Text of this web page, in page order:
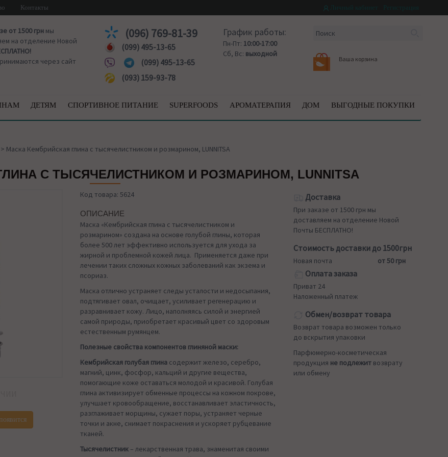
Контакты
от 1500 грнмы
на отделение Новой
через сайт
(096) 769-81-39
(099) 495-13-65
(099) 495-13-65
(093) 159-93-78
График работы:
Пн-Пт: 10:00-17:00
Сб, Вс: выходной
Ваша корзина
ДЕТЯМ СПОРТИВНОЕ ПИТАНИЕ SUPERFOODS АРОМАТЕРАПИЯ ДОМ ВЫГОДНЫЕ ПОКУПКИ
> Маска Кембрийская глина с тысячелистником и розмарином, LUNNITSA
С ТЫСЯЧЕЛИСТНИКОМ И РОЗМАРИНОМ, LUNNITSA
Код товара: 5624
ОПИСАНИЕ
Маска «Кембрийская глина с тысячелистником и
розмарином» создана на основе голубой глины, которая
более 500 лет эффективно используется для ухода за
жирной и проблемной кожей лица. Применяется даже при
лечении таких сложных кожных заболеваний как экзема и
псориаз.
Маска отлично устраняет следы усталости и недосыпания,
подтягивает овал, очищает, усиливает регенерацию и
разравнивает кожу. Лицо, наполняясь силой и энергией
самой природы, приобретает красивый цвет со здоровым
естественным румянцем.
Полезные свойства компонентов глиняной маски:
Кембрийская голубая глина содержит железо, серебро,
магний, цинк, фосфор, кальций и другие вещества,
помогающие коже оставаться молодой и красивой. Голубая
глина активизирует обменные процессы на кожном покрове,
улучшает кровообращение, восстанавливает эластичность,
разглаживает морщины, сужает поры, устраняет черные
точки и акне, снимает покраснения и ускоряет рубцевание
тканей.
Тысячелистник – лекарственная трава, знаменитая своими
Доставка
При заказе от 1500 грн мы
доставляем на отделение Новой
Почты БЕСПЛАТНО!
Стоимость доставки до 1500грн
Новая почта от 50 грн
Оплата заказа
Приват 24
Наложенный платеж
Обмен/возврат товара
Возврат товара возможен только
до вскрытия упаковки
Парфюмерно-косметическая
продукция не подлежит возврату
или обмену